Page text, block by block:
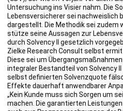
Untersuchung ins Visier nahm. Die
Lebensversicherer sei nachweislich
dargestellt. Die Methodik sei zudem
stütze seine Aussagen zur
durch Solvency II gesetzlich
Zielke Research Consult selbst
Diese sei um
integraler Bestandteil von Solvency
selbst definierten Solvenzquote
Effekte dauerhaft anwendbarer
„Kein Kunde muss sich Sorgen um
machen. Die garantierten